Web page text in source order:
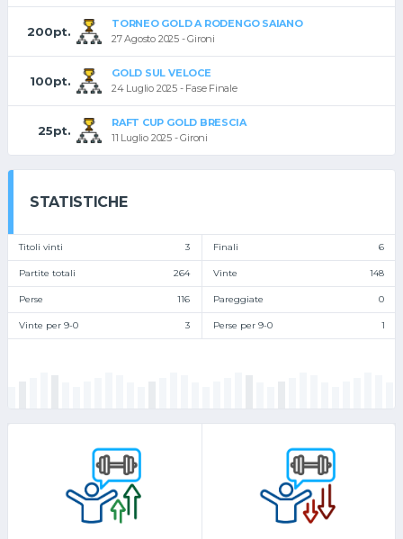
200pt.
TORNEO GOLD A RODENGO SAIANO
27 Agosto 2025 - Gironi
100pt.
GOLD SUL VELOCE
24 Luglio 2025 - Fase Finale
25pt.
RAFT CUP GOLD BRESCIA
11 Luglio 2025 - Gironi
STATISTICHE
Titoli vinti 3 Finali 6
Partite totali 264 Vinte 148
Perse 116 Pareggiate 0
Vinte per 9-0 3 Perse per 9-0 1